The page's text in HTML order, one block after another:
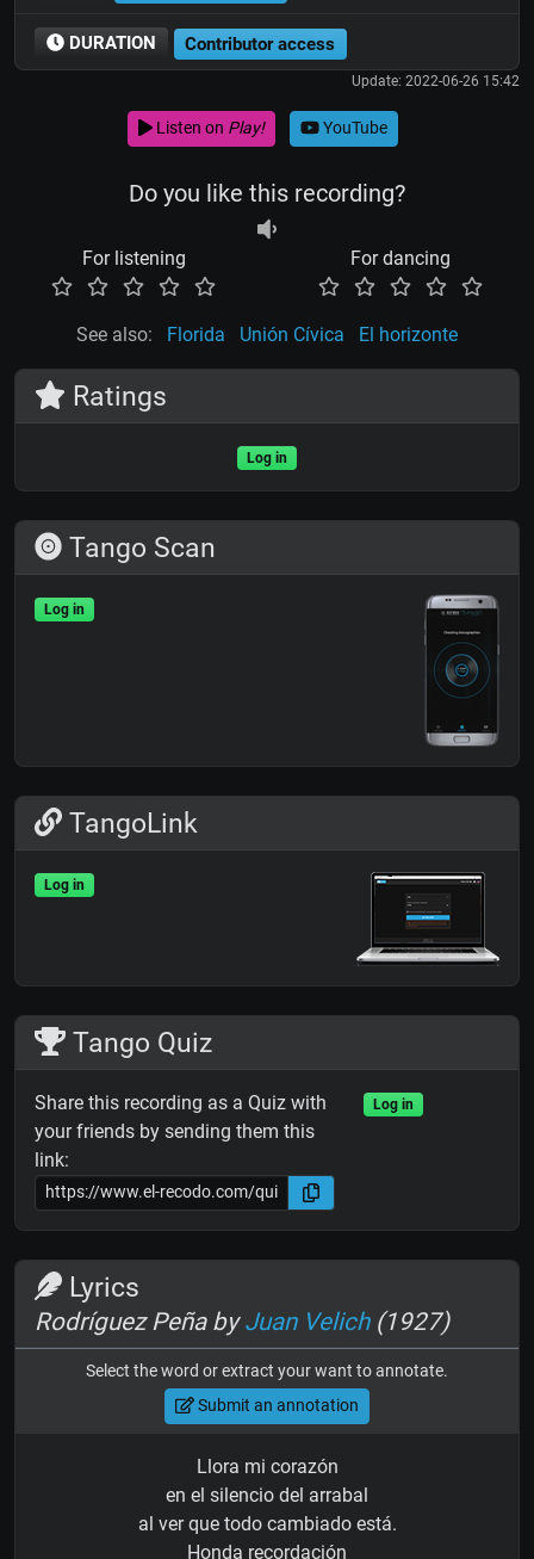
DURATION Contributor access
Update: 2022-06-26 15:42
Listen on Play! YouTube
Do you like this recording?
For listening For dancing
See also: Florida Unión Cívica El horizonte
Ratings
Log in
Tango Scan
Log in
TangoLink
Log in
Tango Quiz
Share this recording as a Quiz with
your friends by sending them this
link:
Log in
Lyrics
Rodríguez Peña byJuan Velich(1927)
Select the word or extract your want to annotate.
Submit an annotation
Llora mi corazón
en el silencio del arrabal
al ver que todo cambiado está.
Honda recordación